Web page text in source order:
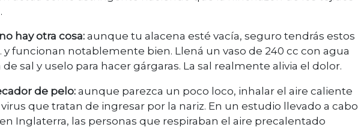
hay otra cosa:aunque tu alacena esté vacía, seguro tendrás estos
y funcionan notablemente bien. Llená un vaso de 240 cc con agua
sal y uselo para hacer gárgaras. La sal realmente alivia el dolor.
de pelo: aunque parezca un poco loco, inhalar el aire caliente
que tratan de ingresar por la nariz. En un estudio llevado a cabo
Inglaterra, las personas que respiraban el aire precalentado